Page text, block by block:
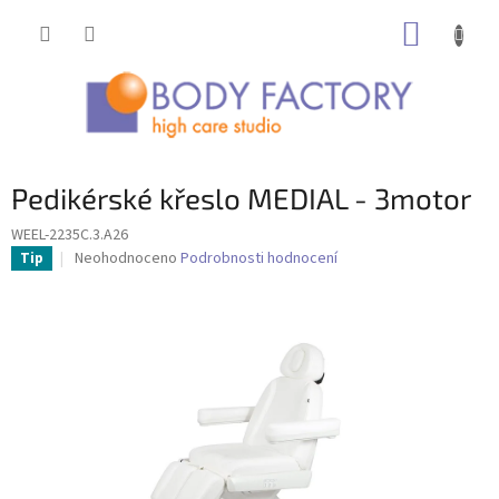
Pedikérské křeslo MEDIAL - 3motor
WEEL-2235C.3.A26
Tip
Průměrné
Neohodnoceno Podrobnosti hodnocení